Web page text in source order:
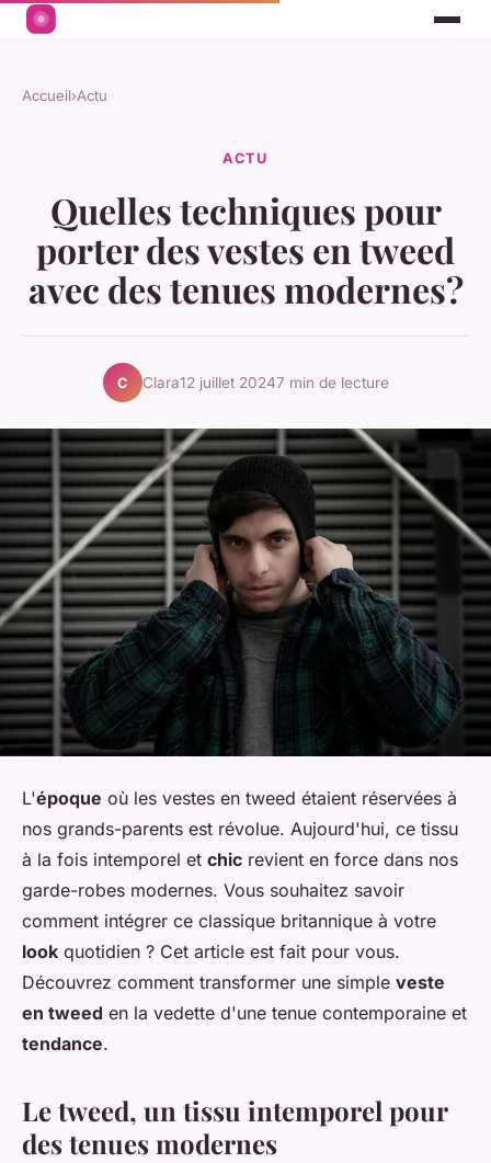
Accueil›Actu
ACTU
Quelles techniques pour
porter des vestes en tweed
avec des tenues modernes?
C Clara12 juillet 20247 min de lecture
L'époque où les vestes en tweed étaient réservées à
nos grands-parents est révolue. Aujourd'hui, ce tissu
à la fois intemporel et chic revient en force dans nos
garde-robes modernes. Vous souhaitez savoir
comment intégrer ce classique britannique à votre
look quotidien ? Cet article est fait pour vous.
Découvrez comment transformer une simple veste
en tweed en la vedette d'une tenue contemporaine et
tendance.
Le tweed, un tissu intemporel pour
des tenues modernes